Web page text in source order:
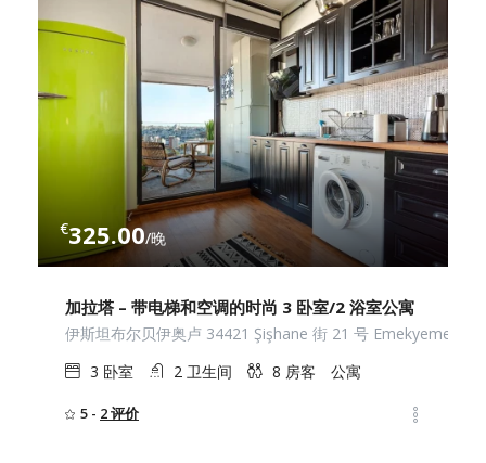
€325.00/晚
加拉塔 – 带电梯和空调的时尚 3 卧室/2 浴室公寓
伊斯坦布尔贝伊奥卢 34421 Şişhane 街 21 号 Emekyemez
3 卧室 2 卫生间 8 房客 公寓
5 - 2 评价